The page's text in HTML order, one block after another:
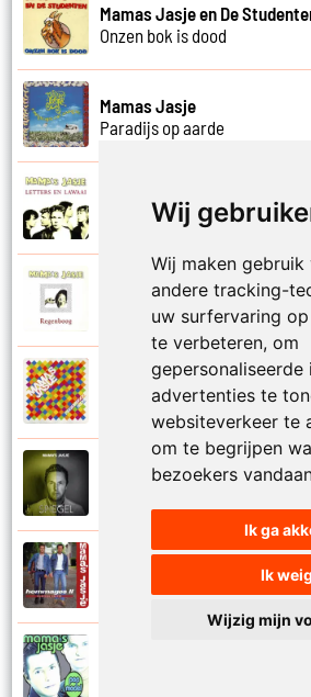
Wij
Wij maken
andere tracking-
uw surfervaring
te verbeteren, om
gepersonaliseerde
advertenties te
websiteverkeer te
om te begrijpen
bezoekers
Ik ga
Ik
Wijzig mijn
Mamas Jasje en De
Onzen bok is dood
Mamas Jasje
Paradijs op aarde
Mamas Jasje
Raak me aan
Mamas Jasje
Regenboog
Mamas Jasje
Regenboog 2009
Mamas Jasje
Rosanne